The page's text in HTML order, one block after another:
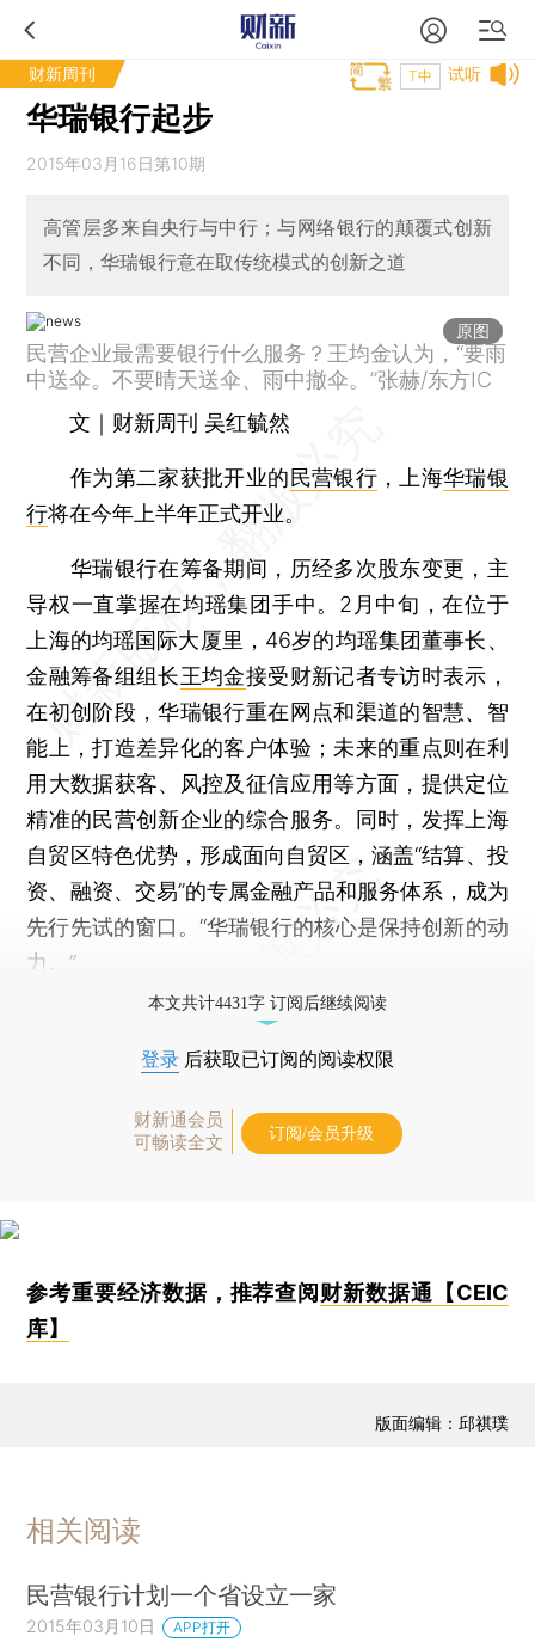
财新周刊 试听
T中
华瑞银行起步
2015年03月16日第10期
高管层多来自央行与中行；与网络银行的颠覆式创新
不同，华瑞银行意在取传统模式的创新之道
原图
民营企业最需要银行什么服务？王均金认为，“要雨
中送伞。不要晴天送伞、雨中撤伞。”张赫/东方IC
文｜财新周刊 吴红毓然
作为第二家获批开业的民营银行，上海华瑞银
行将在今年上半年正式开业。
华瑞银行在筹备期间，历经多次股东变更，主
导权一直掌握在均瑶集团手中。2月中旬，在位于
上海的均瑶国际大厦里，46岁的均瑶集团董事长、
金融筹备组组长王均金接受财新记者专访时表示，
在初创阶段，华瑞银行重在网点和渠道的智慧、智
能上，打造差异化的客户体验；未来的重点则在利
用大数据获客、风控及征信应用等方面，提供定位
精准的民营创新企业的综合服务。同时，发挥上海
自贸区特色优势，形成面向自贸区，涵盖“结算、投
资、融资、交易”的专属金融产品和服务体系，成为
先行先试的窗口。“华瑞银行的核心是保持创新的动
力。”
本文共计4431字 订阅后继续阅读
登录 后获取已订阅的阅读权限
财新通会员
可畅读全文
订阅/会员升级
参考重要经济数据，推荐查阅 财新数据通【CEIC
库】
版面编辑：邱祺璞
相关阅读
民营银行计划一个省设立一家
2015年03月10日 APP打开